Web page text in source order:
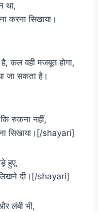
था,
करना सिखाया।
कल वही मजबूत होगा,
जा सकता है।
रुकना नहीं,
सिखाया।[/shayari]
हुए,
दी।[/shayari]
लंबी भी,